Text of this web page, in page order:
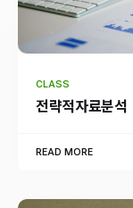
CLASS
전략적자료분석
READ MORE